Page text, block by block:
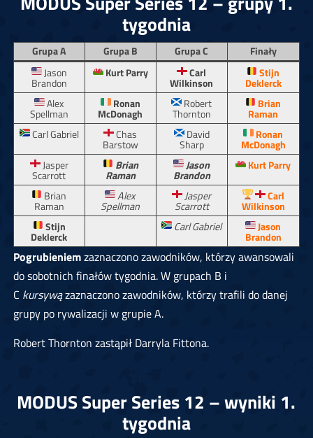
tygodnia
Grupa A Grupa B Grupa C
Finały
Jason
Brandon
Kurt Parry Carl
Wilkinson
Stijn
Deklerck
Alex
Spellman
Ronan
McDonagh
Robert
Thornton
Brian
Raman
Carl Gabriel
Chas
Barstow
David
Sharp
Ronan
McDonagh
Jasper
Scarrott
Brian
Raman
Jason
Brandon
Kurt Parry
Brian
Raman
Alex
Spellman
Jasper
Scarrott
Carl
Wilkinson
Stijn
Deklerck
Carl Gabriel Jason
Brandon
Pogrubieniemzaznaczono zawodników, którzy awansowali
do sobotnich finałów tygodnia. W grupach B i
C kursywązaznaczono zawodników, którzy trafili do danej
grupy po rywalizacji w grupie A.
Robert Thornton zastąpił Darryla Fittona.
MODUS Super Series 12 – wyniki 1.
tygodnia